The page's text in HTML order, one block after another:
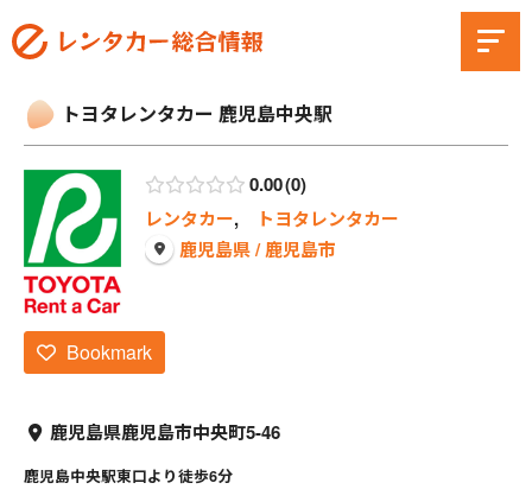
トヨタレンタカー 鹿児島中央駅
0.00 0
レンタカー,
トヨタレンタカー
鹿児島県 / 鹿児島市
Bookmark
鹿児島県鹿児島市中央町5-46
鹿児島中央駅東口より徒歩6分